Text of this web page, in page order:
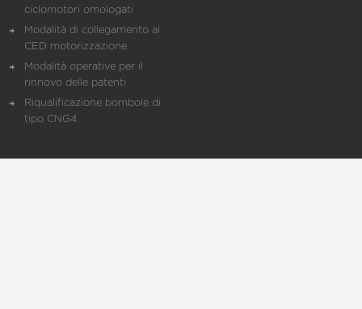
ciclomotori omologati
Modalità di collegamento al
CED motorizzazione
Modalità operative per il
rinnovo delle patenti
Riqualificazione bombole di
tipo CNG4